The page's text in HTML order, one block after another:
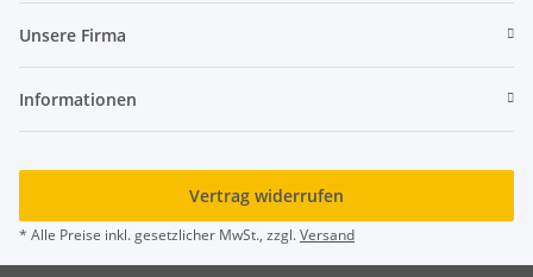
Unsere Firma
Informationen
Vertrag widerrufen
* Alle Preise inkl. gesetzlicher MwSt., zzgl.Versand